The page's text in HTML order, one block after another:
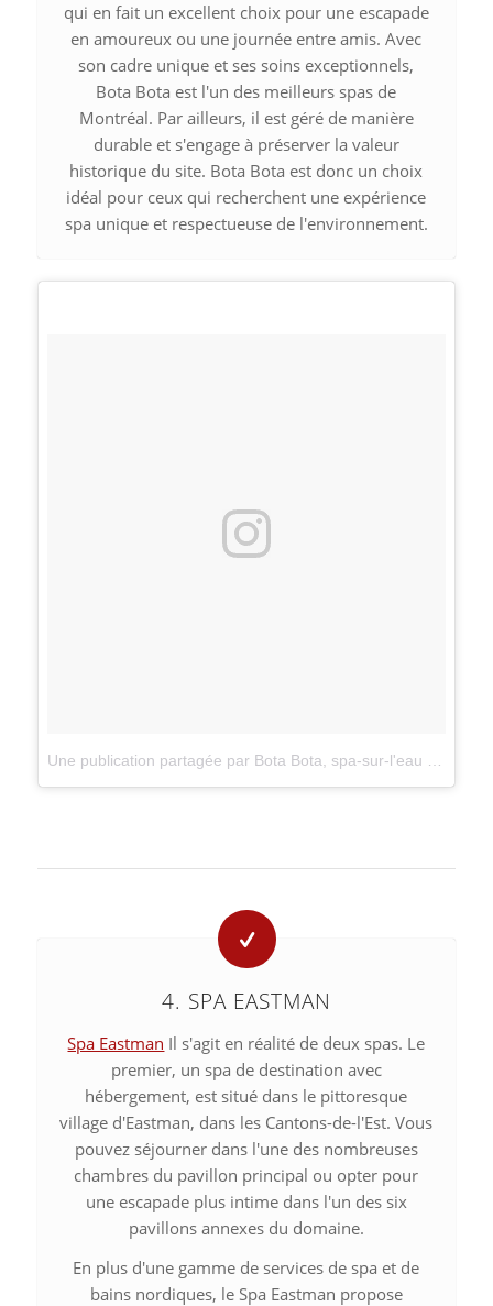
qui en fait un excellent choix pour une escapade
en amoureux ou une journée entre amis. Avec
son cadre unique et ses soins exceptionnels,
Bota Bota est l'un des meilleurs spas de
Montréal. Par ailleurs, il est géré de manière
durable et s'engage à préserver la valeur
historique du site. Bota Bota est donc un choix
idéal pour ceux qui recherchent une expérience
spa unique et respectueuse de l'environnement.
4. SPA EASTMAN
Spa Eastman Il s'agit en réalité de deux spas. Le
premier, un spa de destination avec
hébergement, est situé dans le pittoresque
village d'Eastman, dans les Cantons-de-l'Est. Vous
pouvez séjourner dans l'une des nombreuses
chambres du pavillon principal ou opter pour
une escapade plus intime dans l'un des six
pavillons annexes du domaine.
En plus d'une gamme de services de spa et de
bains nordiques, le Spa Eastman propose